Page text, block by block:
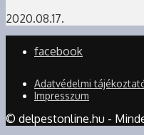
2020.08.17.
facebook
Adatvédelmi
Impresszum
© delpestonline.hu -